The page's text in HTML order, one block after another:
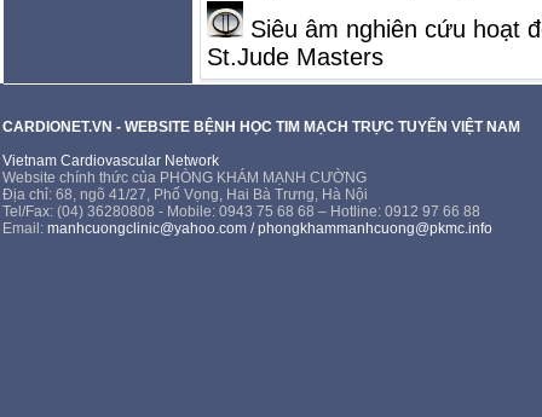
Siêu âm nghiên cứu hoạt
St.Jude Masters
CARDIONET.VN - WEBSITE BỆNH HỌC TIM MẠCH TRỰC TUYẾN VIỆT NAM
Vietnam Cardiovascular Network
Website chính thức của PHÒNG KHÁM MẠNH CƯỜNG
Địa chỉ: 68, ngõ 41/27, Phố Vọng, Hai Bà Trưng, Hà Nội
Tel/Fax: (04) 36280808 - Mobile: 0943 75 68 68 – Hotline: 0912 97 66 88
Email:manhcuongclinic@yahoo.com /phongkhammanhcuong@pkmc.info